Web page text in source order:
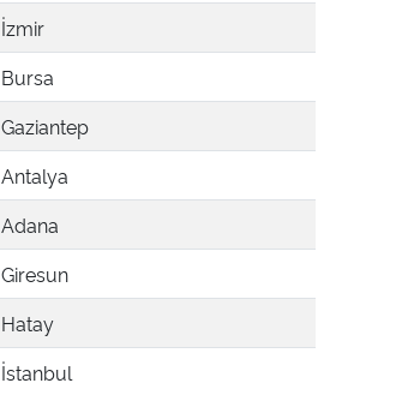
İzmir
Bursa
Gaziantep
Antalya
Adana
Giresun
Hatay
İstanbul